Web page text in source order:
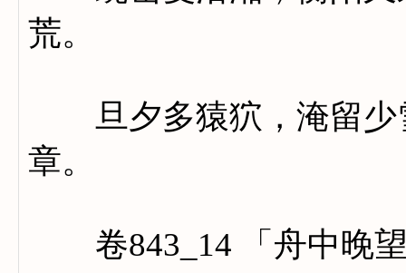
荒。
旦夕多猿狖，淹留少
章。
卷843_14 「舟中晚望